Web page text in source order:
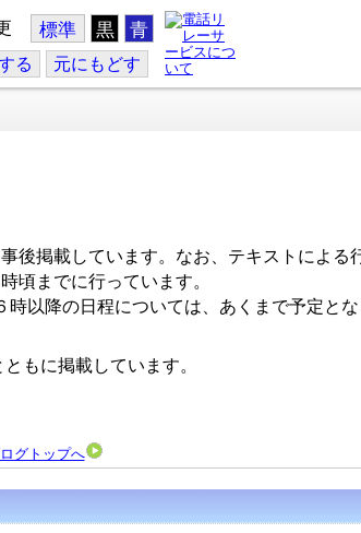
標準 黒 青
る 元にもどす
後掲載しています。なお、テキストによる
頃までに行っています。
以降の日程については、あくまで予定とな
もに掲載しています。
グトップへ